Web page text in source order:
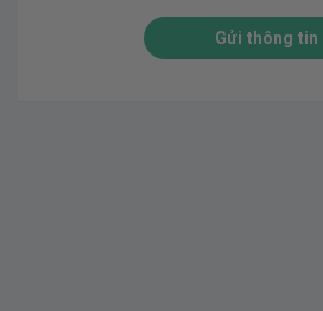
Gửi thông tin